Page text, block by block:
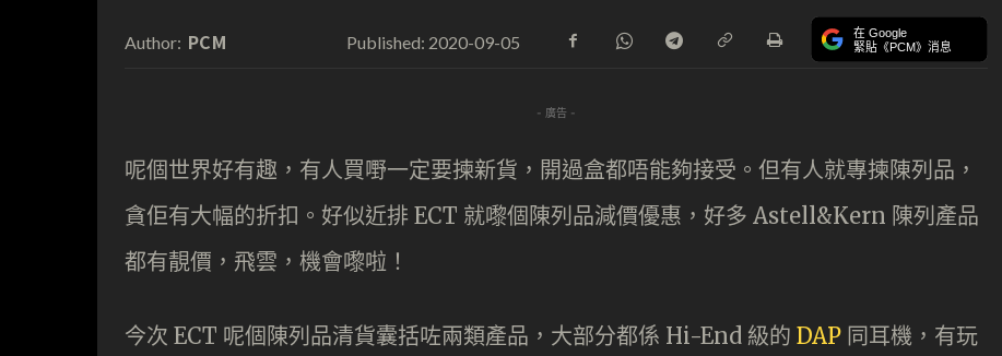
Author: PCM Published: 2020-09-05 在 Google
緊貼《PCM》消息
- 廣告 -
呢個世界好有趣，有人買嘢一定要揀新貨，開過盒都唔能夠接受。但有人就專揀陳列品，
貪佢有大幅的折扣。好似近排 ECT 就嚟個陳列品減價優惠，好多 Astell&Kern 陳列產品
都有靚價，飛雲，機會嚟啦！
今次 ECT 呢個陳列品清貨囊括咗兩類產品，大部分都係 Hi-End 級的 DAP 同耳機，有玩